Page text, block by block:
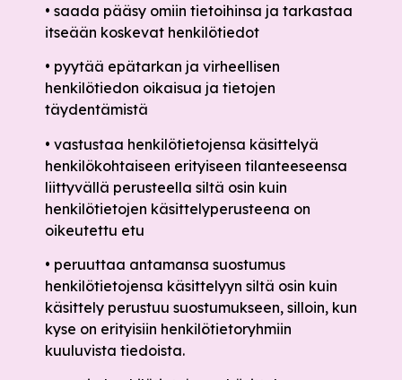
• saada pääsy omiin tietoihinsa ja tarkastaa
itseään koskevat henkilötiedot
• pyytää epätarkan ja virheellisen
henkilötiedon oikaisua ja tietojen
täydentämistä
• vastustaa henkilötietojensa käsittelyä
henkilökohtaiseen erityiseen tilanteeseensa
liittyvällä perusteella siltä osin kuin
henkilötietojen käsittelyperusteena on
oikeutettu etu
• peruuttaa antamansa suostumus
henkilötietojensa käsittelyyn siltä osin kuin
käsittely perustuu suostumukseen, silloin, kun
kyse on erityisiin henkilötietoryhmiin
kuuluvista tiedoista.